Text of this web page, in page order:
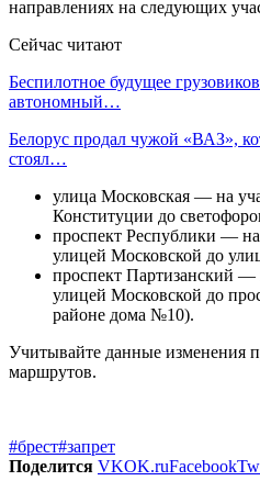
направлениях на следующих
Сейчас читают
Беспилотное будущее
автономный…
Белорус продал чужой «ВАЗ»,
стоял…
улица Московская — на
Конституции до
проспект Республики — на
улицей Московской до
проспект Партизанский —
улицей Московской до
районе дома №10).
Учитывайте данные изменения
маршрутов.
#брест#запрет
Поделится VKOK.ruFacebook